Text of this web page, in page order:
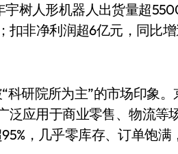
树人形机器人出货量超
扣非净利润超6亿元，同比
科研院所为主”的市场印象
泛应用于商业零售、物流
，几乎零库存、订单饱